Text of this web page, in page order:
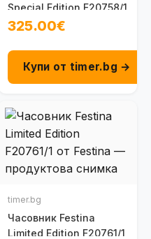
Special Edition F20758/1
325.00€
Купи от timer.bg →
timer.bg
Часовник Festina
Limited Edition F20761/1